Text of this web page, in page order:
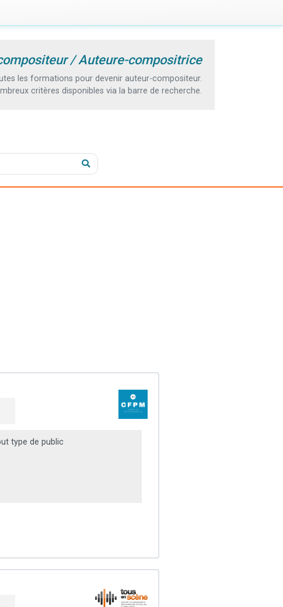
/ Auteure-compositrice
les formations pour devenir auteur-compositeur.
critères disponibles via la barre de recherche.
type de public